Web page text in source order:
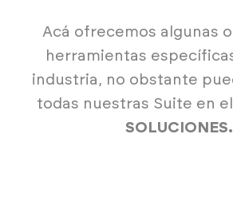
Acá ofrecemos algunas
herramientas
industria, no obstante
todas nuestras Suite en
SOLUCIONES.